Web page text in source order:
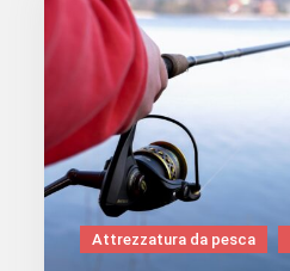
canna
da
Attrezzatura da pesca